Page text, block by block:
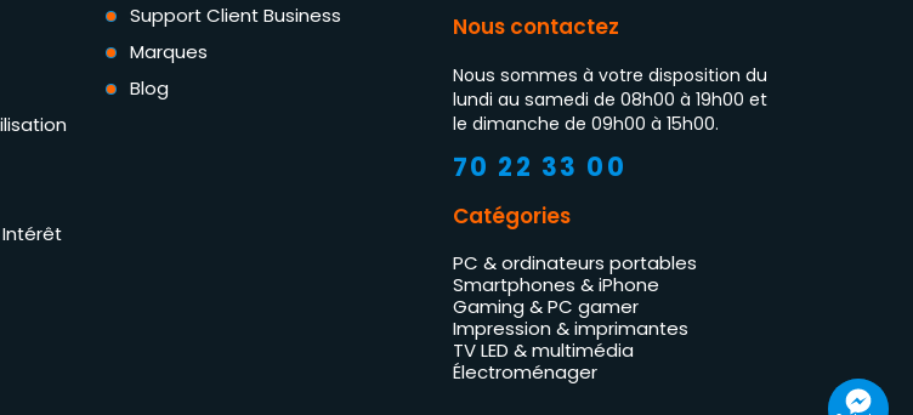
Support Client Business
Marques
Blog
Nous contactez
Nous sommes à votre disposition du
lundi au samedi de 08h00 à 19h00 et
le dimanche de 09h00 à 15h00.
70 22 33 00
Catégories
PC & ordinateurs portables
Smartphones & iPhone
Gaming & PC gamer
Impression & imprimantes
TV LED & multimédia
Électroménager